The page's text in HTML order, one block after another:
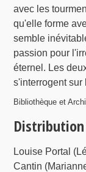
avec les
qu'elle forme
semble
passion pour
éternel. Les
s'interrogent sur
Bibliothèque et
Distribution
Louise Portal
Cantin